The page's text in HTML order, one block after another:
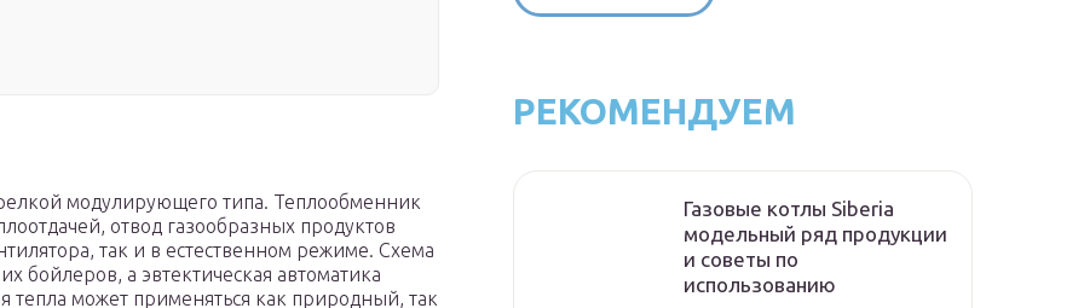
модулирующего типа. Теплообменник
отвод газообразных продуктов
так и в естественном режиме. Схема
бойлеров, а эвтектическая автоматика
тепла может применяться как природный, так
РЕКОМЕНДУЕМ
Газовые котлы Siberia
модельный ряд продукции
и советы по
использованию